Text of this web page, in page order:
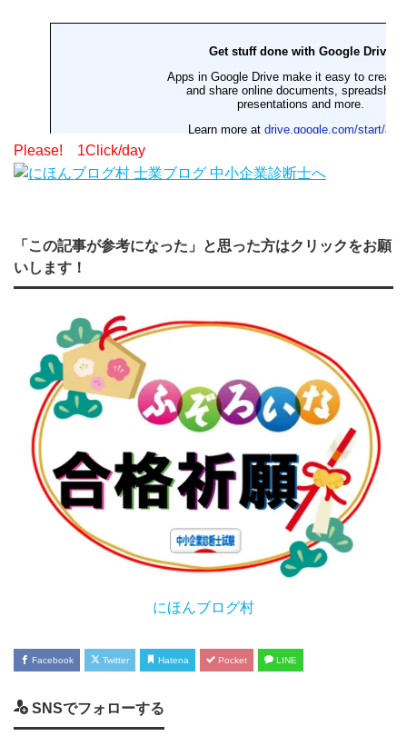
Please! 1Click/day
「この記事が参考になった」と思った方はクリックをお願
いします！
にほんブログ村
Facebook Twitter Hatena Pocket LINE
SNSでフォローする